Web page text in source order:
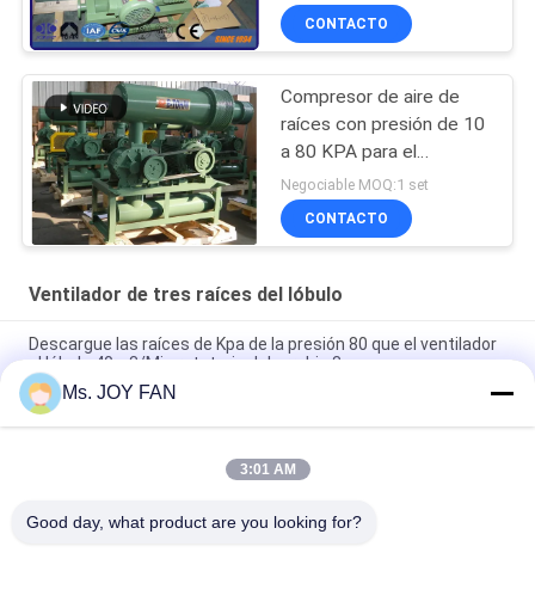
CONTACTO
Compresor de aire de
raíces con presión de 10
a 80 KPA para el
tratamiento de aguas
residuales
Negociable MOQ:1 set
CONTACTO
Ventilador de tres raíces del lóbulo
Descargue las raíces de Kpa de la presión 80 que el ventilador
el lóbulo 40m3/Min rotatorio del arrabio 3
10" 80kpa 71.52m3/Min 132kw de hierro fundido tres lóbulos
de raíces soplador
Presión máxima 100KPA del ventilador refrigerado por agua de
Ms. JOY FAN
3:01 AM
Good day, what product are you looking for?